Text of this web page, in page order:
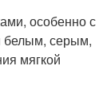
особенно с
белым, серым,
мягкой